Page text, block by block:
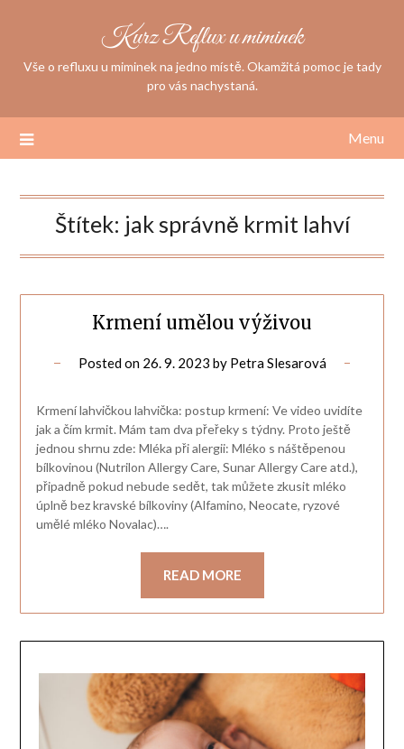
Kurz Reflux u miminek
Vše o refluxu u miminek na jedno místě. Okamžitá pomoc je tady
pro vás nachystaná.
Menu
Štítek: jak správně krmit lahví
Krmení umělou výživou
Posted on 26. 9. 2023 by Petra Slesarová
Krmení lahvičkou lahvička: postup krmení: Ve video uvidíte
jak a čím krmit. Mám tam dva přeřeky s týdny. Proto ještě
jednou shrnu zde: Mléka při alergii: Mléko s náštěpenou
bílkovinou (Nutrilon Allergy Care, Sunar Allergy Care atd.),
připadně pokud nebude sedět, tak můžete zkusit mléko
úplně bez kravské bílkoviny (Alfamino, Neocate, ryzové
umělé mléko Novalac)….
READ MORE